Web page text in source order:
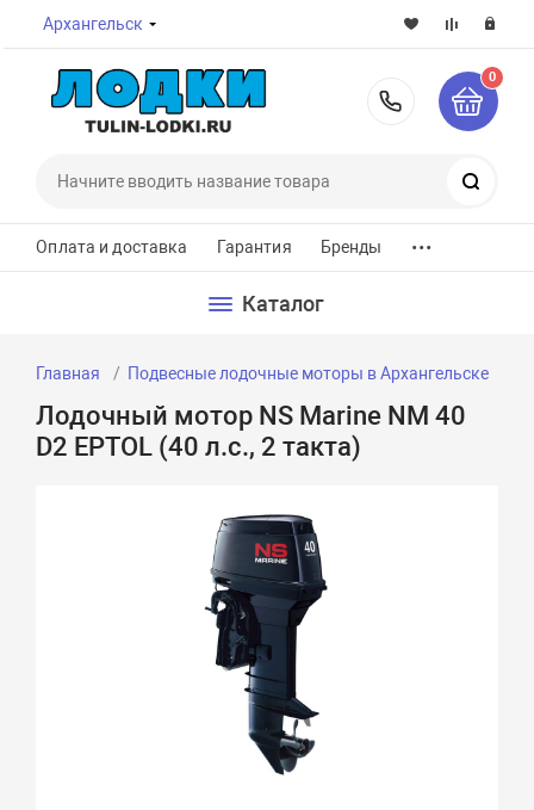
Архангельск
8-800-
0
Оплата и доставка Гарантия Бренды ...
Каталог
Главная Подвесные лодочные моторы в Архангельске
Лодочный мотор NS Marine NM 40
D2 EPTOL (40 л.с., 2 такта)